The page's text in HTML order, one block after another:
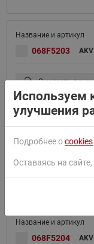
068F5203
Смотреть
068F5214
068F5204
Используем
улучшения
Подробнее оcookies
Оставаясь на